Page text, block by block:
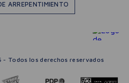
ARREPENTIMIENTO
Todos los derechos reservados